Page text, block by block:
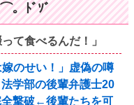
。ﾄﾞｿﾞ
て食べるんだ！」
のせい！」虚偽の噂
学部の後輩弁護士20
全撃破←後輩たちを可